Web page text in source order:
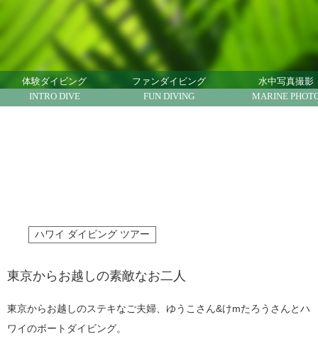
ハワイでダイビング ハワイで体験ダイビング ノ
ースショア
体験ダイビング
INTRO DIVE
ファンダイビング
FUN DIVING
水中写真撮影
MARINE
ハワイ ダイビング ツアー
東京からお越しの素敵なお二人
東京からお越しのステキなご夫婦、ゆうこさん&けmたろうさんとハ
ワイのボートダイビング。